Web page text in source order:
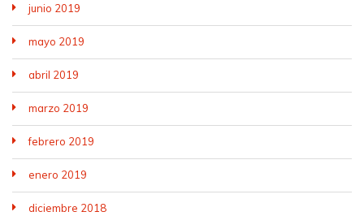
junio 2019
mayo 2019
abril 2019
marzo 2019
febrero 2019
enero 2019
diciembre 2018